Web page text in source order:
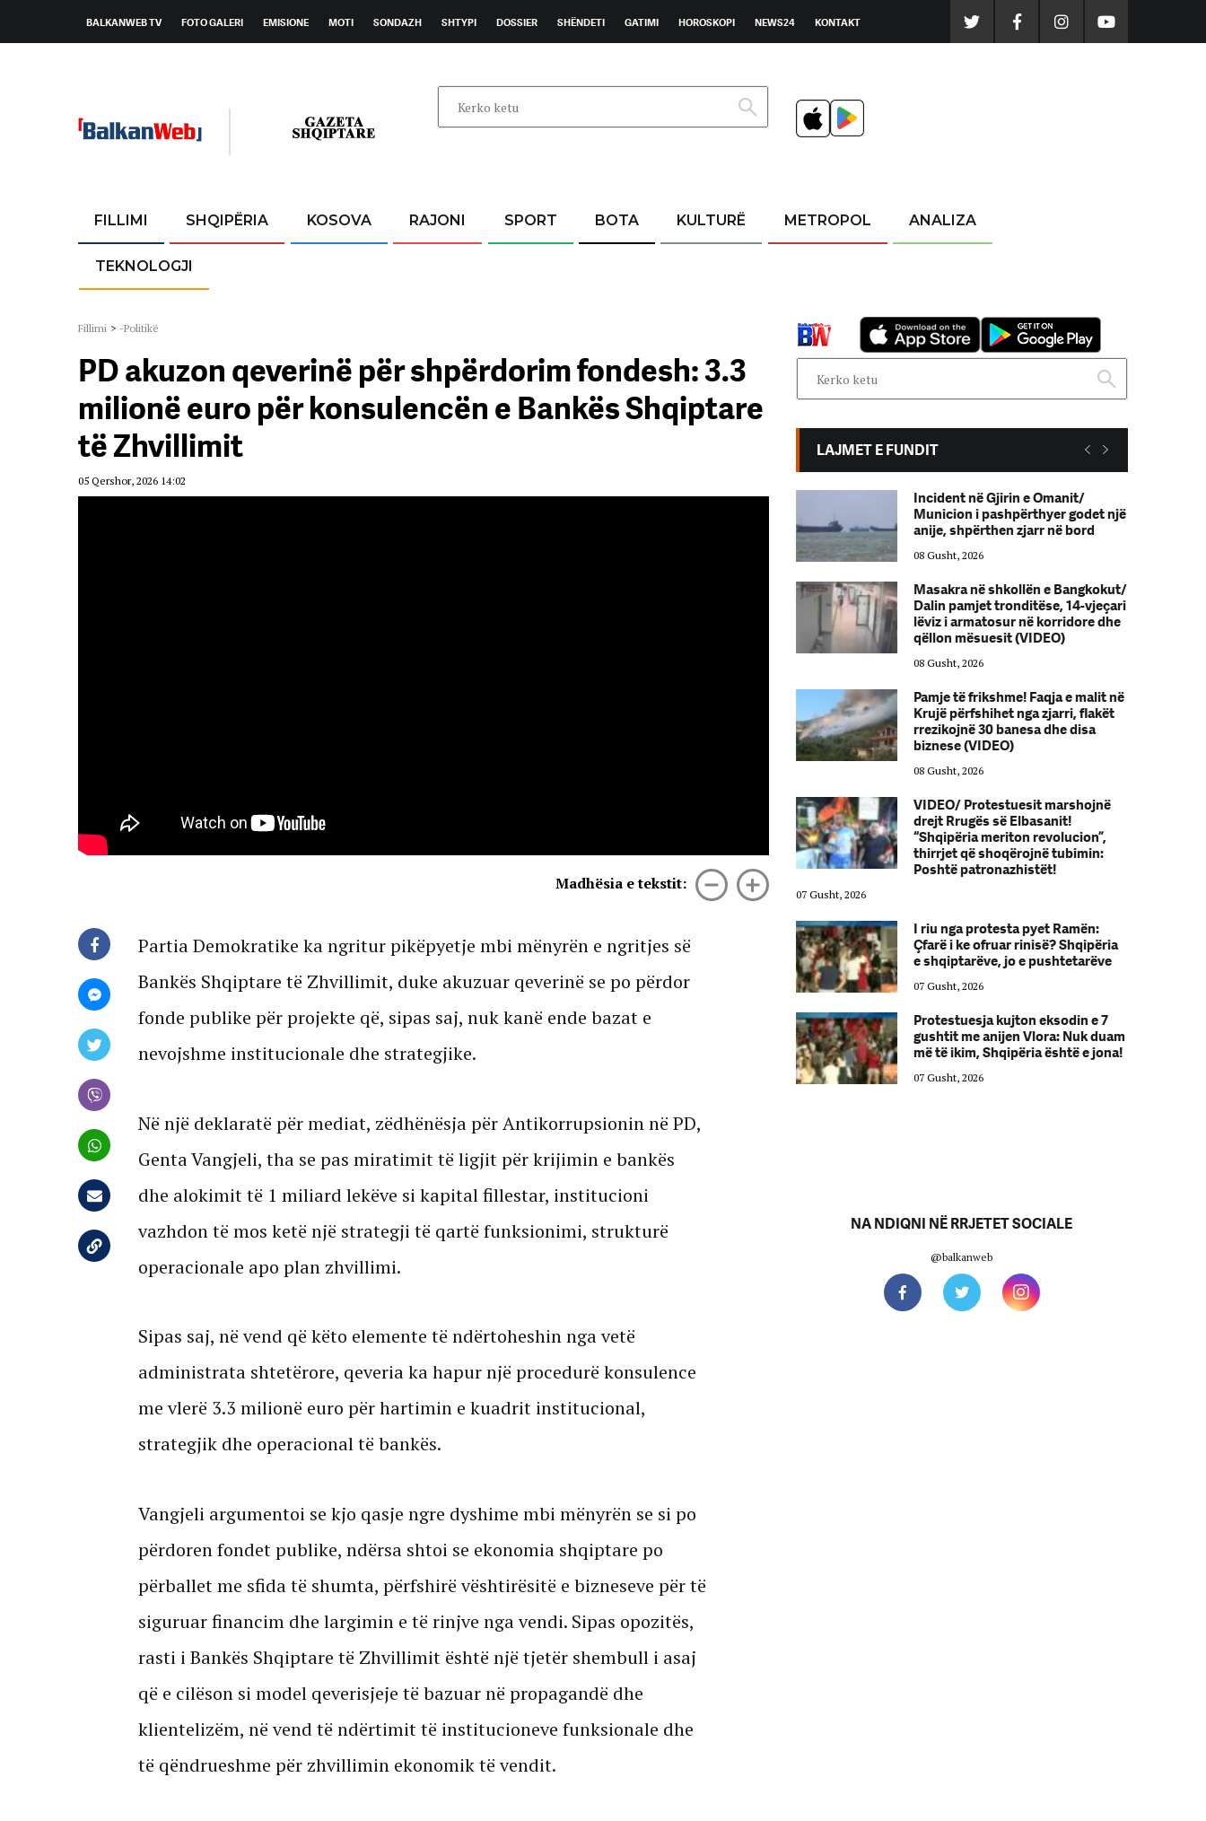
BALKANWEB TV FOTO GALERI EMISIONE MOTI SONDAZH SHTYPI DOSSIER SHËNDETI GATIMI HOROSKOPI NEWS24 KONTAKT
FILLIMI SHQIPËRIA KOSOVA RAJONI SPORT BOTA KULTURË METROPOL ANALIZA
TEKNOLOGJI
Fillimi > -Politikë
PD akuzon qeverinë për shpërdorim fondesh: 3.3
milionë euro për konsulencën e Bankës Shqiptare
të Zhvillimit
05 Qershor, 2026 14:02
Madhësia e tekstit:
Partia Demokratike ka ngritur pikëpyetje mbi mënyrën e ngritjes së
Bankës Shqiptare të Zhvillimit, duke akuzuar qeverinë se po përdor
fonde publike për projekte që, sipas saj, nuk kanë ende bazat e
nevojshme institucionale dhe strategjike.
Në një deklaratë për mediat, zëdhënësja për Antikorrupsionin në PD,
Genta Vangjeli, tha se pas miratimit të ligjit për krijimin e bankës
dhe alokimit të 1 miliard lekëve si kapital fillestar, institucioni
vazhdon të mos ketë një strategji të qartë funksionimi, strukturë
operacionale apo plan zhvillimi.
Sipas saj, në vend që këto elemente të ndërtoheshin nga vetë
administrata shtetërore, qeveria ka hapur një procedurë konsulence
me vlerë 3.3 milionë euro për hartimin e kuadrit institucional,
strategjik dhe operacional të bankës.
Vangjeli argumentoi se kjo qasje ngre dyshime mbi mënyrën se si po
përdoren fondet publike, ndërsa shtoi se ekonomia shqiptare po
përballet me sfida të shumta, përfshirë vështirësitë e bizneseve për të
siguruar financim dhe largimin e të rinjve nga vendi. Sipas opozitës,
rasti i Bankës Shqiptare të Zhvillimit është një tjetër shembull i asaj
që e cilëson si model qeverisjeje të bazuar në propagandë dhe
klientelizëm, në vend të ndërtimit të institucioneve funksionale dhe
të qëndrueshme për zhvillimin ekonomik të vendit.
LAJMET E FUNDIT
Incident në Gjirin e Omanit/
thirrjet që shoqërojnë tubimin:
Poshtë patronazhistët!
Çfarë i ke ofruar rinisë? Shqipëria
e shqiptarëve, jo e pushtetarëve
07 Gusht, 2026
Protestuesja kujton eksodin e 7
Incident në Gjirin e Omanit/
Municion i pashpërthyer godet një
anije, shpërthen zjarr në bord
08 Gusht, 2026
Masakra në shkollën e Bangkokut/
Dalin pamjet tronditëse, 14-vjeçari
lëviz i armatosur në korridore dhe
qëllon mësuesit (VIDEO)
08 Gusht, 2026
Pamje të frikshme! Faqja e malit në
Krujë përfshihet nga zjarri, flakët
rrezikojnë 30 banesa dhe disa
biznese (VIDEO)
08 Gusht, 2026
VIDEO/ Protestuesit marshojnë
drejt Rrugës së Elbasanit!
“Shqipëria meriton revolucion”,
thirrjet që shoqërojnë tubimin:
Poshtë patronazhistët!
07 Gusht, 2026
I riu nga protesta pyet Ramën:
Çfarë i ke ofruar rinisë? Shqipëria
e shqiptarëve, jo e pushtetarëve
07 Gusht, 2026
Protestuesja kujton eksodin e 7
gushtit me anijen Vlora: Nuk duam
më të ikim, Shqipëria është e jona!
07 Gusht, 2026
NA NDIQNI NË RRJETET SOCIALE
@balkanweb